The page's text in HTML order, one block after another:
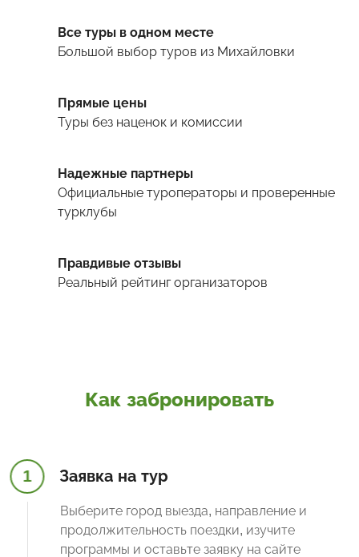
Все туры в одном месте
Большой выбор туров из Михайловки
Прямые цены
Туры без наценок и комиссии
Надежные партнеры
Официальные туроператоры и проверенные
турклубы
Правдивые отзывы
Реальный рейтинг организаторов
Как забронировать
1 Заявка на тур
Выберите город выезда, направление и
продолжительность поездки, изучите
программы и оставьте заявку на сайте